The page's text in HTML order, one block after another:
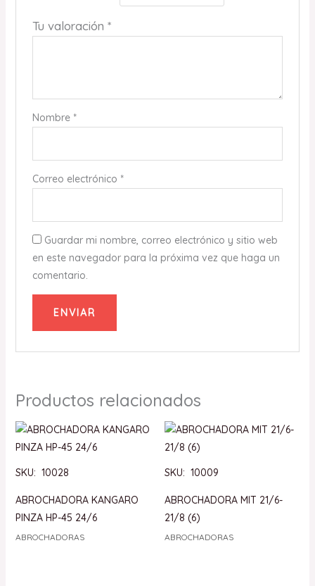
Tu valoración *
Nombre *
Correo electrónico *
Guardar mi nombre, correo electrónico y sitio web
en este navegador para la próxima vez que haga un
comentario.
Productos relacionados
SKU: 10028
ABROCHADORA KANGARO
PINZA HP-45 24/6
ABROCHADORAS
SKU: 10009
ABROCHADORA MIT 21/6-
21/8 (6)
ABROCHADORAS